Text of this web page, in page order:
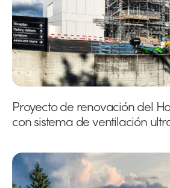
Proyecto de renovación del
con sistema de ventilación